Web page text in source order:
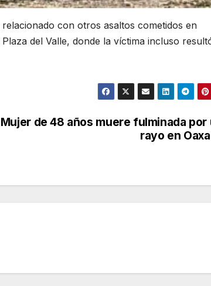
con otros asaltos cometidos en
del Valle, donde la víctima incluso
Mujer de 48 años muere fulminada por
rayo en